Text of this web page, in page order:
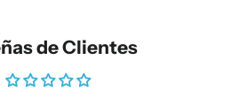
de Clientes